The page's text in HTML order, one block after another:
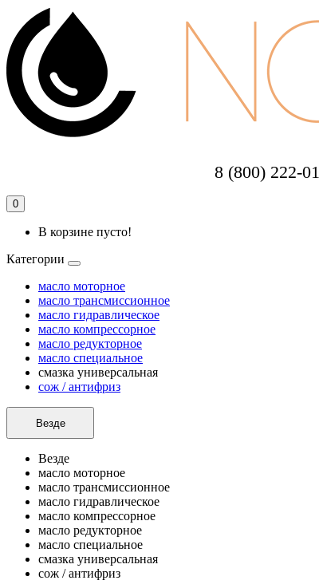
8 (800) 222-
0
В корзине пусто!
Категории
масло моторное
масло трансмиссионное
масло гидравлическое
масло компрессорное
масло редукторное
масло специальное
смазка универсальная
сож / антифриз
Везде
Везде
масло моторное
масло трансмиссионное
масло гидравлическое
масло компрессорное
масло редукторное
масло специальное
смазка универсальная
сож / антифриз